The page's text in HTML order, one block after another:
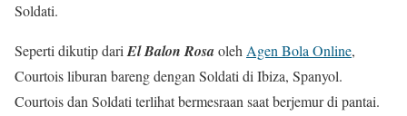
Soldati.
Seperti dikutip dariEl Balon RosaolehAgen Bola Online,
Courtois liburan bareng dengan Soldati di Ibiza, Spanyol.
Courtois dan Soldati terlihat bermesraan saat berjemur di pantai.